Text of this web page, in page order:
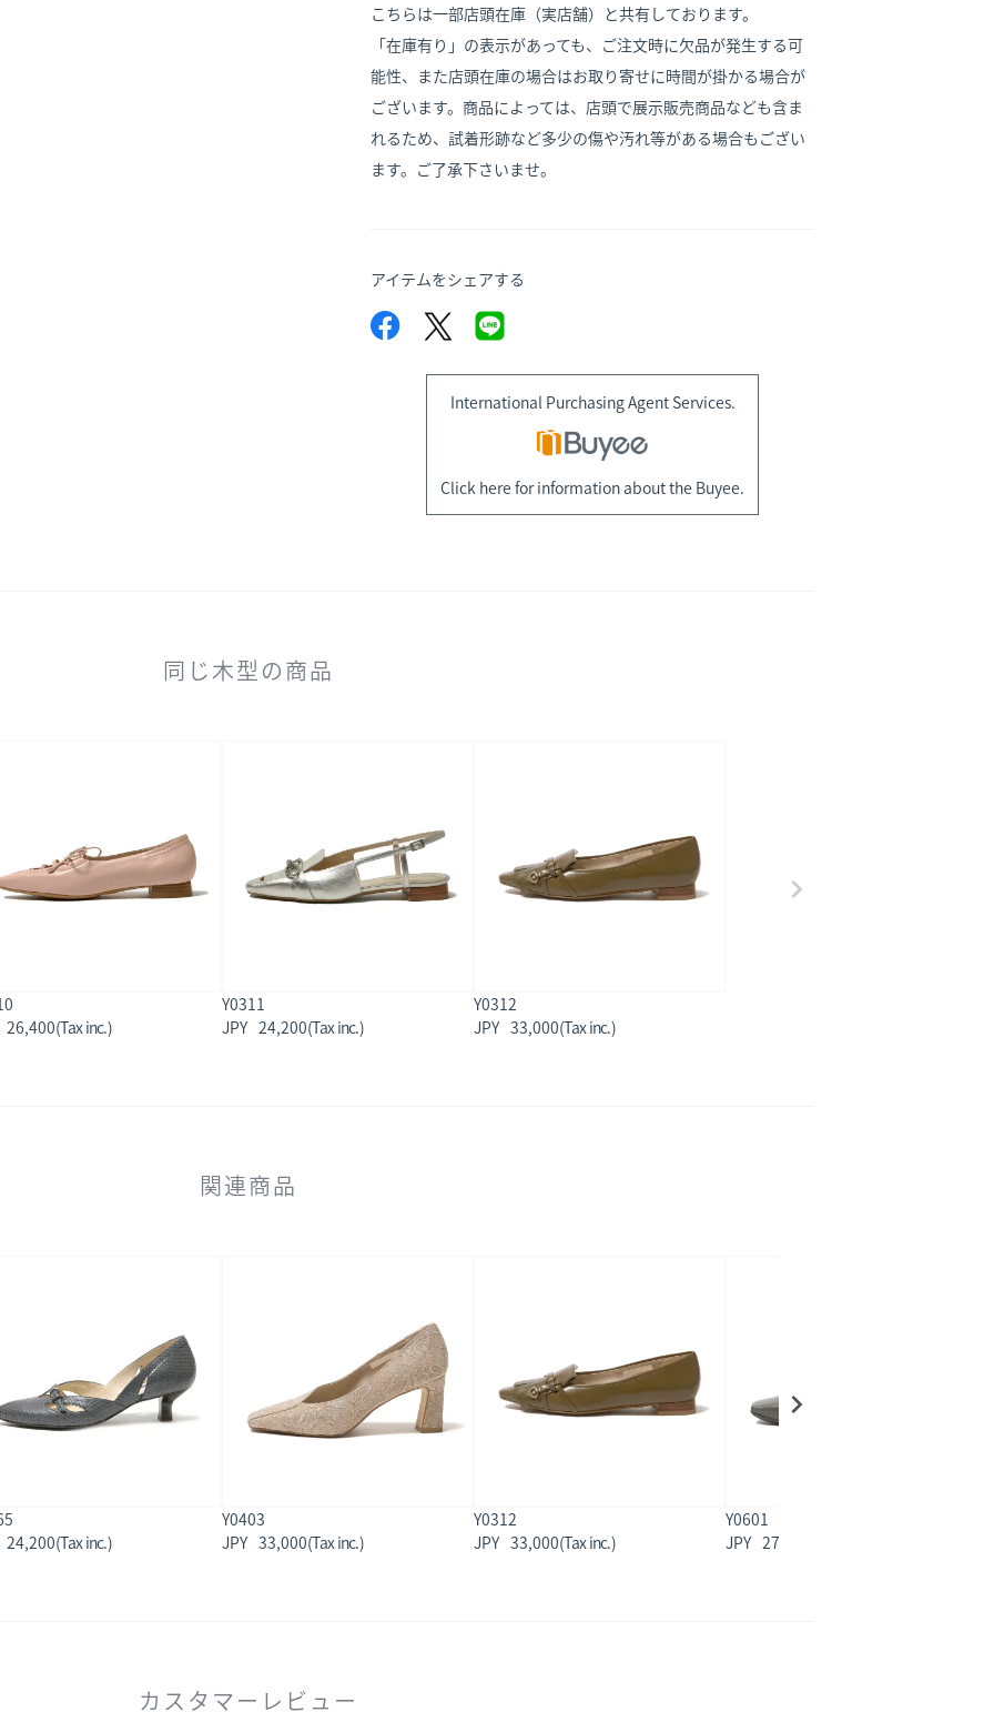
こちらは一部店頭在庫（実店舗）と共有しております。
「在庫有り」の表示があっても、ご注文時に欠品が発生する可
能性、また店頭在庫の場合はお取り寄せに時間が掛かる場合が
ございます。商品によっては、店頭で展示販売商品なども含ま
れるため、試着形跡など多少の傷や汚れ等がある場合もござい
ます。ご了承下さいませ。
アイテムをシェアする
International Purchasing Agent Services.
Click here for information about the Buyee.
同じ木型の商品
26,400
Y0311
24,200
Y0312
33,000
関連商品
24,200
Y0403
33,000
Y0312
33,000
Y0601
27,500
カスタマーレビュー